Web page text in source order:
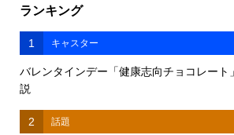
ランキング
1 キャスター
バレンタインデー「健康志向チョコレート
説
2 話題